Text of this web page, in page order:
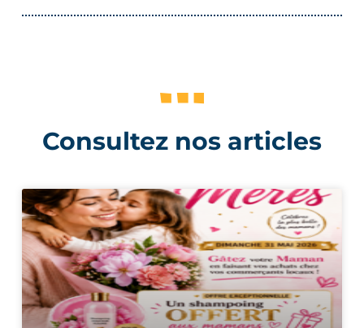
Consultez nos articles